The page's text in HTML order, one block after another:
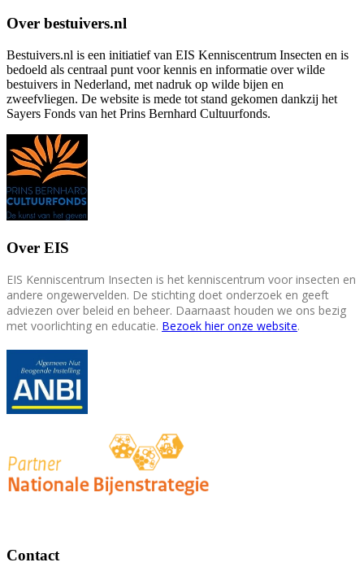
Over bestuivers.nl
Bestuivers.nl is een initiatief van EIS Kenniscentrum Insecten en is
bedoeld als centraal punt voor kennis en informatie over wilde
bestuivers in Nederland, met nadruk op wilde bijen en
zweefvliegen. De website is mede tot stand gekomen dankzij het
Sayers Fonds van het Prins Bernhard Cultuurfonds.
Over EIS
EIS Kenniscentrum Insecten is het kenniscentrum voor insecten en
andere ongewervelden. De stichting doet onderzoek en geeft
adviezen over beleid en beheer. Daarnaast houden we ons bezig
met voorlichting en educatie. Bezoek hier onze website.
Contact